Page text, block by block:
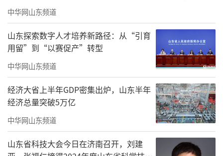
护航孤困儿童健康成长
2025年，实施孤儿助学项目，全年共为98
名符合条件的孤儿发放助学金，有力保障了孤
儿学生的受教育权。实施“护佑健康”项目，
全年共为2460名符合条件的孤儿、事实无人抚
养儿童、重点困境儿童购买重大疾病保险，同
时，为其购买意外伤害险，实现符合条件儿童
全覆盖
中华网山东频道
山东探索数字人才培养新路径：从“引育
用留”到“以赛促产”转型
中华网山东频道
经济大省上半年GDP密集出炉，山东半年
经济总量突破5万亿
中华网山东频道
山东省科技大会今日在济南召开，刘建